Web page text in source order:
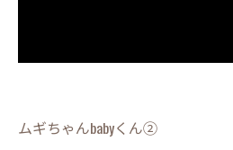
ムギちゃんbabyくん②